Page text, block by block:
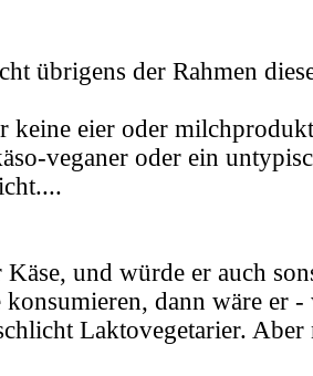
übrigens der Rahmen
keine eier oder
veganer oder ein
und würde er auch
dann wäre er -
Laktovegetarier.